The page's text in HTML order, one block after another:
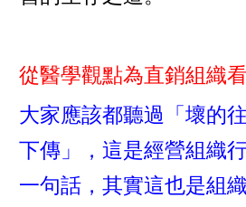
從醫學觀點為直銷組織
大家應該都聽過「壞的
下傳」，這是經營組織
一句話，其實這也是組